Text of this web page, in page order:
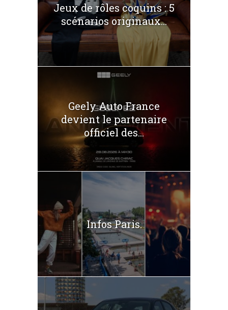
Jeux de rôles coquins : 5
scénarios originaux...
Geely Auto France
devient le partenaire
officiel des...
Infos Paris.